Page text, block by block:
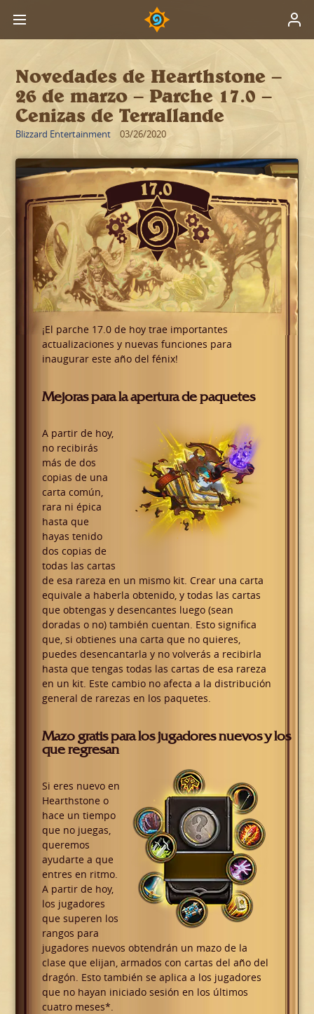
Novedades de Hearthstone –
26 de marzo – Parche 17.0 –
Cenizas de Terrallande
Blizzard Entertainment 03/26/2020
¡El parche 17.0 de hoy trae importantes
actualizaciones y nuevas funciones para
inaugurar este año del fénix!
Mejoras para la apertura de paquetes
A partir de hoy,
no recibirás
más de dos
copias de una
carta común,
rara ni épica
hasta que
hayas tenido
dos copias de
todas las cartas
de esa rareza en un mismo kit. Crear una carta
equivale a haberla obtenido, y todas las cartas
que obtengas y desencantes luego (sean
doradas o no) también cuentan. Esto significa
que, si obtienes una carta que no quieres,
puedes desencantarla y no volverás a recibirla
hasta que tengas todas las cartas de esa rareza
en un kit. Este cambio no afecta a la distribución
general de rarezas en los paquetes.
Mazo gratis para los jugadores nuevos y los
que regresan
Si eres nuevo en
Hearthstone o
hace un tiempo
que no juegas,
queremos
ayudarte a que
entres en ritmo.
A partir de hoy,
los jugadores
que superen los
rangos para
jugadores nuevos obtendrán un mazo de la
clase que elijan, armados con cartas del año del
dragón. Esto también se aplica a los jugadores
que no hayan iniciado sesión en los últimos
cuatro meses*.